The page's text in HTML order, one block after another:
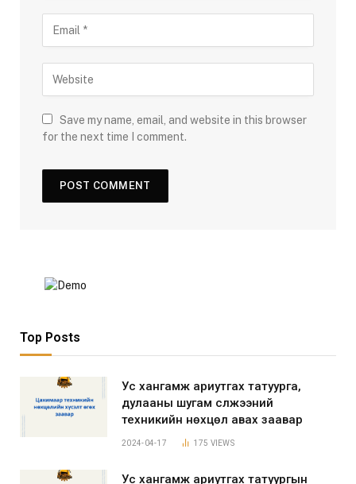
Save my name, email, and website in this browser
for the next time I comment.
Top Posts
Ус хангамж ариутгах татуурга,
дулааны шугам сүлжээний
техникийн нөхцөл авах заавар
2024-04-17 175 VIEWS
Ус хангамж ариутгах татуургын